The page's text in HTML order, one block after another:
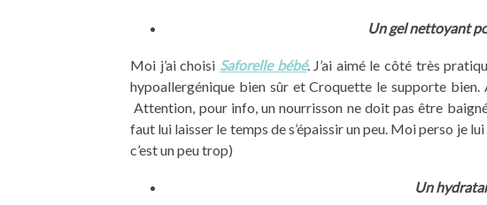
Un gel nettoyant
Moi j’ai choisi Saforelle bébé. J’ai aimé le côté très
hypoallergénique bien sûr et Croquette le supporte
Attention, pour info, un nourrisson ne doit pas être
faut lui laisser le temps de s’épaissir un peu. Moi perso je
c’est un peu trop)
Un